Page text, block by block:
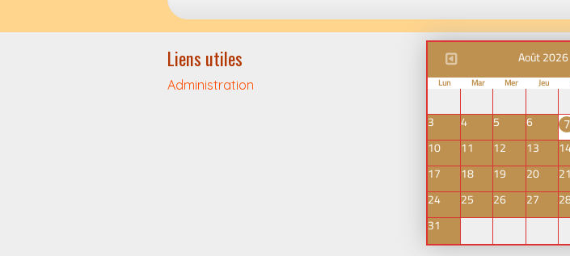
Liens utiles
Administration
Août 2026
Lun Mar Mer Jeu
3
4 5 6 7
10
11 12 13
17
18 19 20
24
25 26 27
31